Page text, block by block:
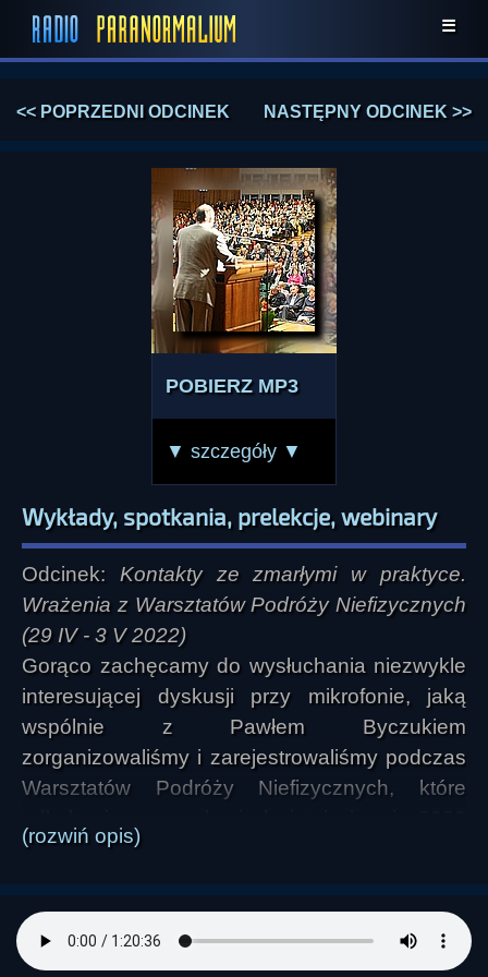
☰
<< POPRZEDNI ODCINEK NASTĘPNY ODCINEK >>
POBIERZ MP3
▼ szczegóły ▼
Wykłady, spotkania, prelekcje, webinary
Odcinek: Kontakty ze zmarłymi w praktyce.
Wrażenia z Warsztatów Podróży Niefizycznych
(29 IV - 3 V 2022)
Gorąco zachęcamy do wysłuchania niezwykle
interesującej dyskusji przy mikrofonie, jaką
wspólnie z Pawłem Byczukiem
zorganizowaliśmy i zarejestrowaliśmy podczas
Warsztatów Podróży Niefizycznych, które
roku w Tucznie. W spotkaniu wzięło udział
planowaliśmy skupić się na najciekawszych
doświadczeniach i największych
zaskoczeniach, z czasem jednak dyskusja
(rozwiń opis)